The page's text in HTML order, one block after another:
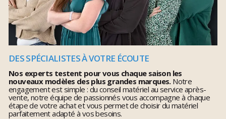
DES SPÉCIALISTES À VOTRE ÉCOUTE
Nos experts testent pour vous chaque saison les
nouveaux modèles des plus grandes marques.Notre
engagement est simple : du conseil matériel au service après-
vente, notre équipe de passionnés vous accompagne à chaque
étape de votre achat et vous permet de choisir du matériel
parfaitement adapté à vos besoins.